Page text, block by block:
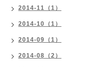
2014-11（1）
2014-10（1）
2014-09（1）
2014-08（2）